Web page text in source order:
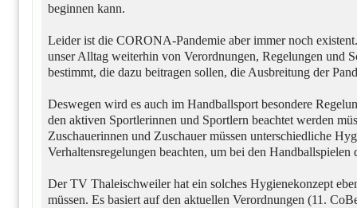
beginnen kann.
Leider ist die CORONA-Pandemie aber immer noch
unser Alltag weiterhin von Verordnungen, Regelungen und
bestimmt, die dazu beitragen sollen, die Ausbreitung der
Deswegen wird es auch im Handballsport besondere
den aktiven Sportlerinnen und Sportlern beachtet werden
Zuschauerinnen und Zuschauer müssen unterschiedliche
Verhaltensregelungen beachten, um bei den Handballspielen
Der TV Thaleischweiler hat ein solches Hygienekonzept
müssen. Es basiert auf den aktuellen Verordnungen (11.